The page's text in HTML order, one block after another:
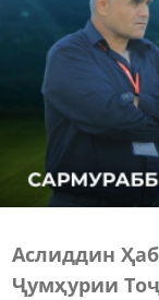
Аслиддин
Ҷумҳурии